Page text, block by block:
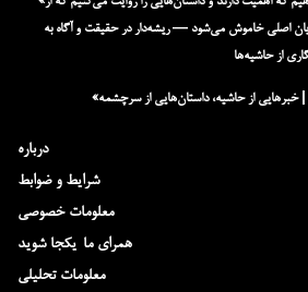
درباره
شرایط و ضوابط
معلومات خصوصی
همرای ما-یکجا شوید
معلومات تحلیلی
اصلی خاموش می‌شود — ریشه‌دار در حقیقت و آگاه به